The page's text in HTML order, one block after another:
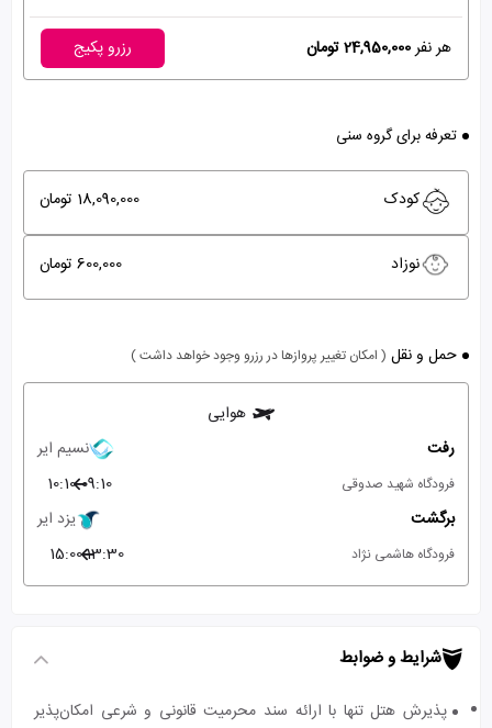
هر نفر24,950,000 تومان رزرو پکیج
تعرفه برای گروه سنی
کودک 18,090,000 تومان
نوزاد 600,000 تومان
حمل و نقل ( امکان تغییر پروازها در رزرو وجود خواهد داشت )
هوایی
رفت
نسیم ایر
فرودگاه شهید صدوقی 09:10
10:10
برگشت
یزد ایر
فرودگاه هاشمی نژاد 13:30
15:00
شرایط و ضوابط
پذیرش هتل تنها با ارائه سند محرمیت قانونی و شرعی امکان‌پذیر